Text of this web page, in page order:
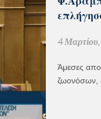
4
Άμεσες
ζωονόσων,